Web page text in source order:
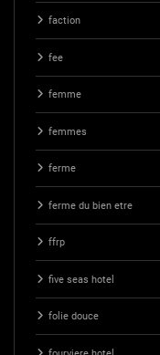
faction
fee
femme
femmes
ferme
ferme du bien etre
ffrp
five seas hotel
folie douce